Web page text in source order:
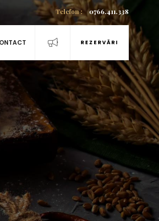
Telefon : 0766.411.338
REZERVĂRI